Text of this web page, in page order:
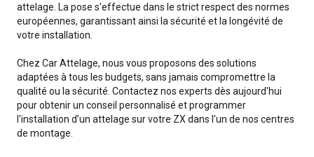
attelage. La pose s'effectue dans le strict respect des normes
européennes, garantissant ainsi la sécurité et la longévité de
votre installation.
Chez Car Attelage, nous vous proposons des solutions
adaptées à tous les budgets, sans jamais compromettre la
qualité ou la sécurité. Contactez nos experts dès aujourd'hui
pour obtenir un conseil personnalisé et programmer
l'installation d’un attelage sur votre ZX dans l'un de nos centres
de montage.